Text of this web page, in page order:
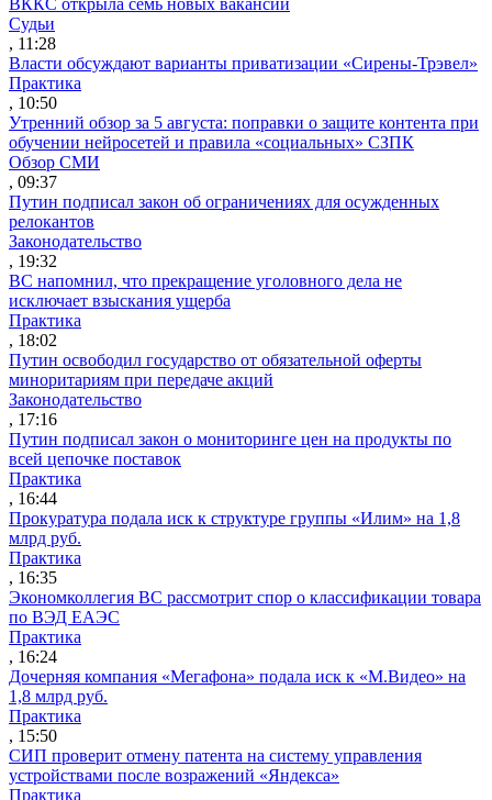
Судьи
, 11:28
Власти обсуждают варианты приватизации «Сирены-Трэвел»
Практика
, 10:50
Утренний обзор за 5 августа: поправки о защите контента при
обучении нейросетей и правила «социальных» СЗПК
Обзор СМИ
, 09:37
Путин подписал закон об ограничениях для осужденных
релокантов
Законодательство
, 19:32
ВС напомнил, что прекращение уголовного дела не
исключает взыскания ущерба
Практика
, 18:02
Путин освободил государство от обязательной оферты
миноритариям при передаче акций
Законодательство
, 17:16
Путин подписал закон о мониторинге цен на продукты по
всей цепочке поставок
Практика
, 16:44
Прокуратура подала иск к структуре группы «Илим» на 1,8
млрд руб.
Практика
, 16:35
Экономколлегия ВС рассмотрит спор о классификации товара
по ВЭД ЕАЭС
Практика
, 16:24
Дочерняя компания «Мегафона» подала иск к «М.Видео» на
1,8 млрд руб.
Практика
, 15:50
СИП проверит отмену патента на систему управления
устройствами после возражений «Яндекса»
Практика